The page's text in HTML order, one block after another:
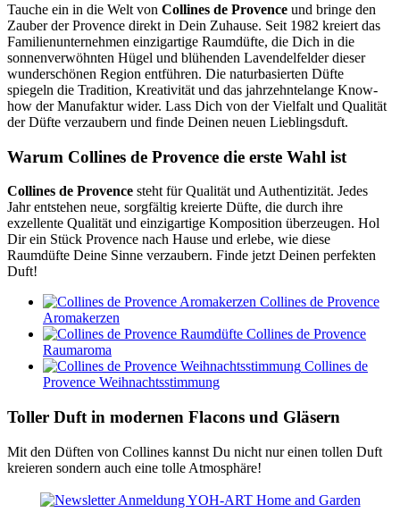
Tauche ein in die Welt von Collines de Provence und bringe den
Zauber der Provence direkt in Dein Zuhause. Seit 1982 kreiert das
Familienunternehmen einzigartige Raumdüfte, die Dich in die
sonnenverwöhnten Hügel und blühenden Lavendelfelder dieser
wunderschönen Region entführen. Die naturbasierten Düfte
spiegeln die Tradition, Kreativität und das jahrzehntelange Know-
how der Manufaktur wider. Lass Dich von der Vielfalt und Qualität
der Düfte verzaubern und finde Deinen neuen Lieblingsduft.
Warum Collines de Provence die erste Wahl ist
Collines de Provence steht für Qualität und Authentizität. Jedes
Jahr entstehen neue, sorgfältig kreierte Düfte, die durch ihre
exzellente Qualität und einzigartige Komposition überzeugen. Hol
Dir ein Stück Provence nach Hause und erlebe, wie diese
Raumdüfte Deine Sinne verzaubern. Finde jetzt Deinen perfekten
Duft!
Collines de Provence
Aromakerzen
Collines de Provence
Raumaroma
Collines de
Provence Weihnachtsstimmung
Toller Duft in modernen Flacons und Gläsern
Mit den Düften von Collines kannst Du nicht nur einen tollen Duft
kreieren sondern auch eine tolle Atmosphäre!